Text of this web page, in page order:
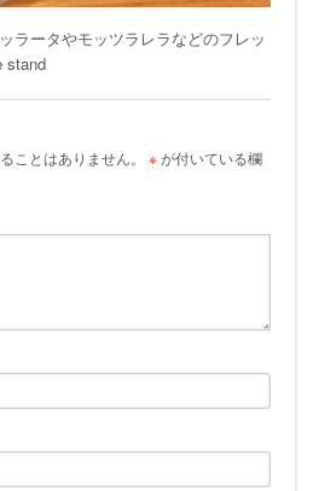
ラータやモッツラレラなどのフレッ
stand
ことはありません。 ※が付いている欄